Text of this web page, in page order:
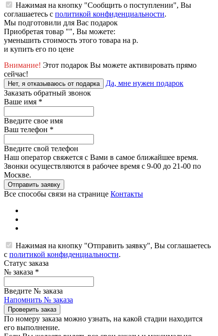
Нажимая на кнопку "Сообщить о поступлении", Вы
соглашаетесь с политикой конфиденциальности.
Мы подготовили для Вас подарок
Приобретая товар "", Вы можете:
уменьшить стоимость этого товара на р.
и купить его по цене
Внимание! Этот подарок Вы можете активировать прямо
сейчас!
Нет, я отказываюсь от подарка
Да, мне нужен подарок
Заказать обратный звонок
Ваше имя *
Введите свое имя
Ваш телефон *
Введите свой телефон
Наш оператор свяжется с Вами в самое ближайшее время.
Звонки осуществляются в рабочее время с 9-00 до 21-00 по
Москве.
Отправить заявку
Все способы связи на странице Контакты
Нажимая на кнопку "Отправить заявку", Вы соглашаетесь
с политикой конфиденциальности.
Статус заказа
№ заказа *
Введите № заказа
Напомнить № заказа
Проверить заказ
По номеру заказа можно узнать, на какой стадии находится
его выполнение.